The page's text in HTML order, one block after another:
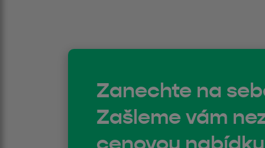
Zanechte na
Zašleme vám